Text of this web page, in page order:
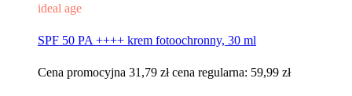
ideal age
SPF 50 PA ++++ krem fotoochronny, 30 ml
Cena promocyjna 31,79 zł cena regularna: 59,99 zł